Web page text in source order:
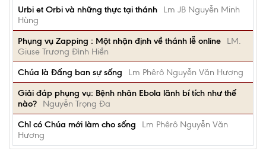
Urbi et Orbi và những thực tại thánh
Lm JB Nguyễn Minh
Hùng
Phụng vụ Zapping : Một nhận định về thánh lễ online
LM.
Giuse Trương Đình Hiền
Chúa là Đấng ban sự sống
Lm Phêrô Nguyễn Văn Hương
Giải đáp phụng vụ: Bệnh nhân Ebola lãnh bí tích như thế
nào?
Nguyễn Trọng Đa
Chỉ có Chúa mới làm cho sống
Lm Phêrô Nguyễn Văn
Hương